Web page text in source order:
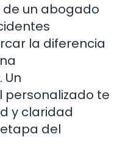
un abogado
la diferencia
te
y claridad
del